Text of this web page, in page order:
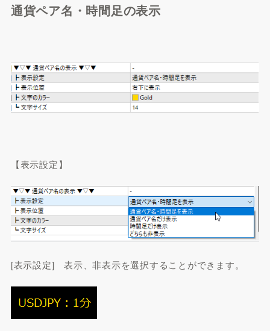
通貨ペア名・時間足の表示
【表示設定】
[表示設定] 表示、非表示を選択することができます。